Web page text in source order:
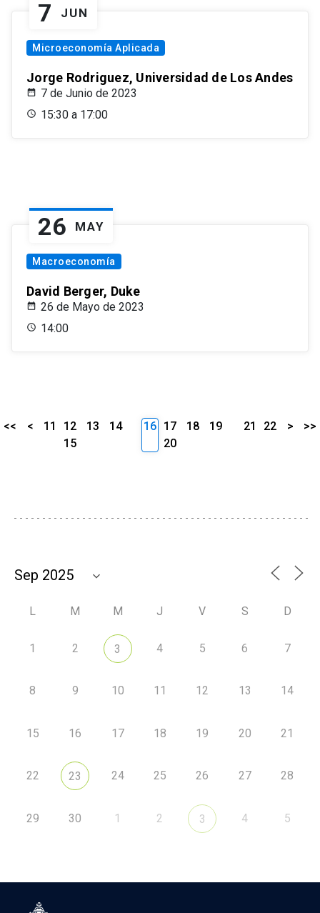
7 JUN
Microeconomía Aplicada
Jorge Rodriguez, Universidad de Los Andes
7 de Junio de 2023
15:30 a 17:00
26 MAY
Macroeconomía
David Berger, Duke
26 de Mayo de 2023
14:00
<< < 11 12 13
14
15
16 17 18
19
20
21 22 > >>
L M M J V S D
1 2 3 4 5 6 7
8 9 10 11 12 13 14
15 16 17 18 19 20 21
22 23 24 25 26 27 28
29 30 1 2 3 4 5